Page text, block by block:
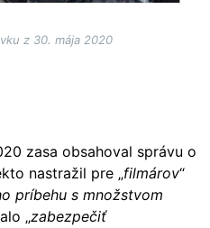
z 30. mája 2020
zasa obsahoval správu o
nastražil pre „filmárov“
príbehu s množstvom
„zabezpečiť